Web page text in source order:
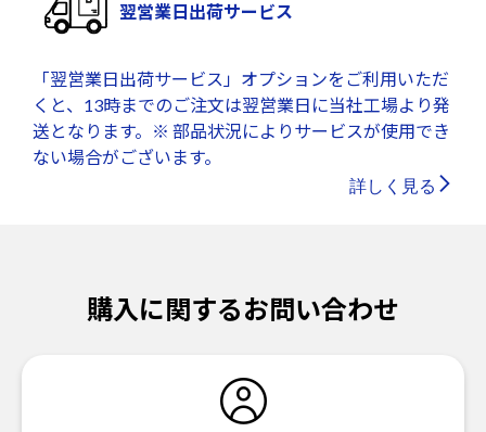
翌営業日出荷サービス
「翌営業日出荷サービス」オプションをご利用いただ
くと、13時までのご注文は翌営業日に当社工場より発
送となります。※ 部品状況によりサービスが使用でき
ない場合がございます。
詳しく見る
購入に関するお問い合わせ